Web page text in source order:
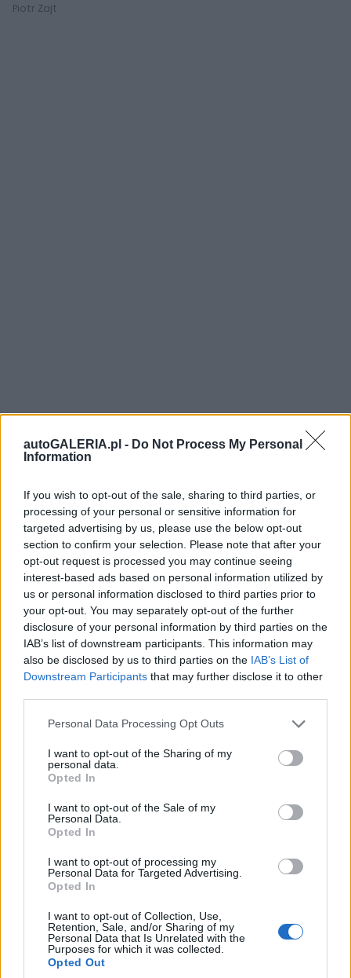
autoGALERIA.pl - Do Not Process My Personal
Information
If you wish to opt-out of the sale, sharing to third parties, or
processing of your personal or sensitive information for
targeted advertising by us, please use the below opt-out
section to confirm your selection. Please note that after your
opt-out request is processed you may continue seeing
interest-based ads based on personal information utilized by
us or personal information disclosed to third parties prior to
your opt-out. You may separately opt-out of the further
disclosure of your personal information by third parties on the
IAB’s list of downstream participants. This information may
also be disclosed by us to third parties on the IAB’s List of
Downstream Participants that may further disclose it to other
Please note that this website/app uses one or more Google
not limited to your visit or usage behaviour. You may click to
grant or deny consent to Google and its third-party tags to
use your data for below specified purposes in below Google
consent section.
Personal Data Processing Opt Outs
I want to opt-out of the Sharing of my
personal data.
Opted In
I want to opt-out of the Sale of my
Personal Data.
Opted In
I want to opt-out of processing my
Personal Data for Targeted Advertising.
Opted In
I want to opt-out of Collection, Use,
Retention, Sale, and/or Sharing of my
Personal Data that Is Unrelated with the
Purposes for which it was collected.
Opted Out
Piotr Zajt